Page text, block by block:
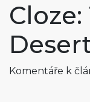
Komentáře k